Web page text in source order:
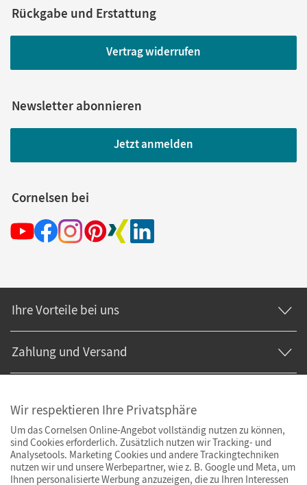
Rückgabe und Erstattung
Vertrag widerrufen
Newsletter abonnieren
Jetzt anmelden
Cornelsen bei
Ihre Vorteile bei uns
Zahlung und Versand
Wir respektieren Ihre Privatsphäre
Um das Cornelsen Online-Angebot vollständig nutzen zu können,
sind Cookies erforderlich. Zusätzlich nutzen wir Tracking- und
Analysetools. Marketing Cookies und andere Trackingtechniken
nutzen wir und unsere Werbepartner, wie z. B. Google und Meta, um
Ihnen personalisierte Werbung anzuzeigen, die zu Ihren Interessen